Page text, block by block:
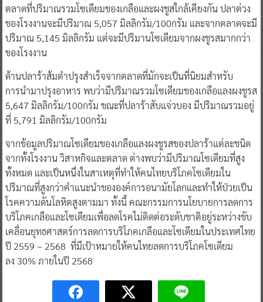
ตลาดที่ปริมาณรวมโซเดียมของเกลือและผงชูสใกล้เคียงกัน ปลาต่วง
ของโรงงานจะมีปริมาณ 5,057 มิลลิกรัม/100กรัม และจากตลาดจะมี
ปริมาณ 5,145 มิลลิกรัม แต่จะมีปริมานโซเดียมจากผงชูรสมากกว่า
ของโรงงาน
ด้านปลาร้าส้มตำปรุงสำเร็จจากตลาดที่มักจะเป็นที่นิยมสำหรับ
การนำมาปรุงอาหาร พบว่ามีปริมาณรวมโซเดียมของเกลือแลงผงชูรส
5,647 มิลลิกรัม/100กรัม ขณะที่ปลาร้าสับแจ่วบอง มีปริมาณรวมอยู่
ที่ 5,791 มิลลิกรัม/100กรัม
จากข้อมูลปริมาณโซเดียมของเกลือแลงผงชูรสของปลาร้าแต่ละชนิด
จากทั้งโรงงาน วิสาหกิจและตลาด ต่างพบว่ามีปริมาณโซเดียมที่สูง
ทั้งหมด และเป็นหนึ่งในสาเหตุที่ทำให้คนไทยบริโภคโซเดียมใน
ปริมาณที่สูงกว่าคำแนะนำขององค์การอนามัยโลกและทำให้ป่วยเป็น
โรคความดันโลหิตสูงตามมา ทั้งนี้ คณะกรรมการนโยบายการลดการ
บริโภคเกลือและโซเดียมเพื่อลดโรคไม่ติดต่อระดับชาติอยู่ระหว่างขับ
เคลื่อนยุทธศาสตร์การลดการบริโภคเกลือและโซเดียมในประเทศไทย
ปี 2559 – 2568 ที่มีเป้าหมายให้คนไทยลดการบริโภคโซเดียม
ลง 30% ภายในปี 2568